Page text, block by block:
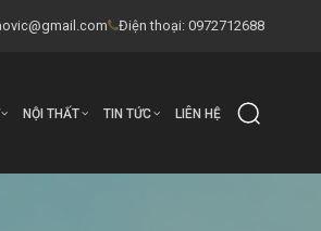
Điện thoại: 0972712688
NỘI THẤT TIN TỨC LIÊN HỆ